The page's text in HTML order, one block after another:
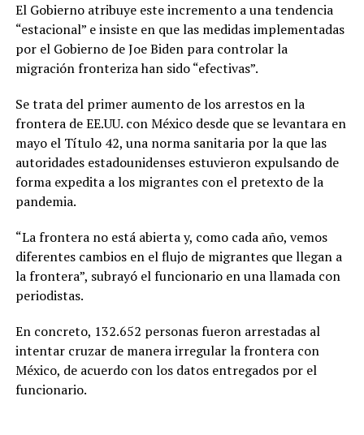
El Gobierno atribuye este incremento a una tendencia
“estacional” e insiste en que las medidas implementadas
por el Gobierno de Joe Biden para controlar la
migración fronteriza han sido “efectivas”.
Se trata del primer aumento de los arrestos en la
frontera de EE.UU. con México desde que se levantara en
mayo el Título 42, una norma sanitaria por la que las
autoridades estadounidenses estuvieron expulsando de
forma expedita a los migrantes con el pretexto de la
pandemia.
“La frontera no está abierta y, como cada año, vemos
diferentes cambios en el flujo de migrantes que llegan a
la frontera”, subrayó el funcionario en una llamada con
periodistas.
En concreto, 132.652 personas fueron arrestadas al
intentar cruzar de manera irregular la frontera con
México, de acuerdo con los datos entregados por el
funcionario.